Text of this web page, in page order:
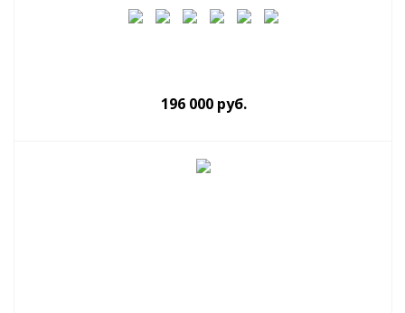
196 000руб.